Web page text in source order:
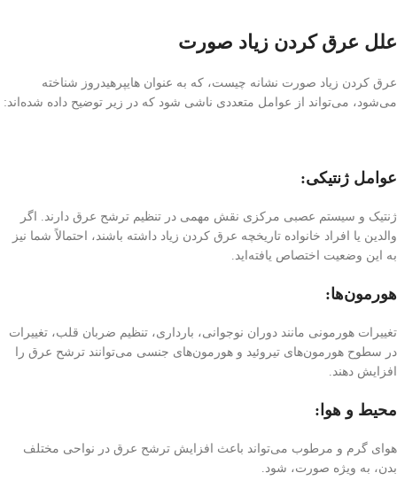
علل عرق کردن زیاد صورت
عرق كردن زياد صورت نشانه چيست، که به عنوان هایپرهیدروز شناخته
می‌شود، می‌تواند از عوامل متعددی ناشی شود که در زیر توضیح داده شده‌اند:
عوامل ژنتیکی:
ژنتیک و سیستم عصبی مرکزی نقش مهمی در تنظیم ترشح عرق دارند. اگر
والدین یا افراد خانواده تاریخچه عرق کردن زیاد داشته باشند، احتمالاً شما نیز
به این وضعیت اختصاص یافته‌اید.
هورمون‌ها:
تغییرات هورمونی مانند دوران نوجوانی، بارداری، تنظیم ضربان قلب، تغییرات
در سطوح هورمون‌های تیروئید و هورمون‌های جنسی می‌توانند ترشح عرق را
افزایش دهند.
محیط و هوا:
هوای گرم و مرطوب می‌تواند باعث افزایش ترشح عرق در نواحی مختلف
بدن، به ویژه صورت، شود.